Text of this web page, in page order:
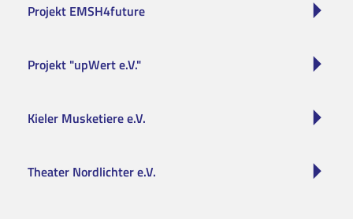
Projekt EMSH4future
Projekt "upWert e.V."
Kieler Musketiere e.V.
Theater Nordlichter e.V.